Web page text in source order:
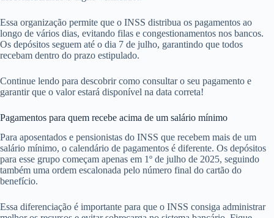
Essa organização permite que o INSS distribua os pagamentos ao
longo de vários dias, evitando filas e congestionamentos nos bancos.
Os depósitos seguem até o dia 7 de julho, garantindo que todos
recebam dentro do prazo estipulado.
Continue lendo para descobrir como consultar o seu pagamento e
garantir que o valor estará disponível na data correta!
Pagamentos para quem recebe acima de um salário mínimo
Para aposentados e pensionistas do INSS que recebem mais de um
salário mínimo, o calendário de pagamentos é diferente. Os depósitos
para esse grupo começam apenas em 1º de julho de 2025, seguindo
também uma ordem escalonada pelo número final do cartão do
benefício.
Essa diferenciação é importante para que o INSS consiga administrar